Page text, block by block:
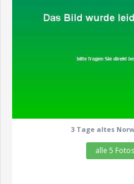
3 Tage altes
alle 5